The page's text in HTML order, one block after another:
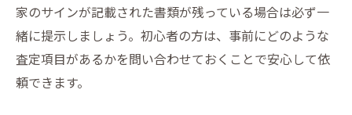
家のサインが記載された書類が残っている場合は必ず一
緒に提示しましょう。初心者の方は、事前にどのような
査定項目があるかを問い合わせておくことで安心して依
頼できます。